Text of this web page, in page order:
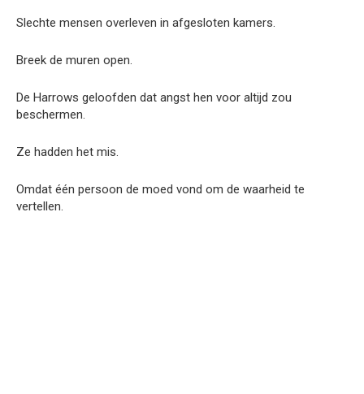
Slechte mensen overleven in afgesloten kamers.
Breek de muren open.
De Harrows geloofden dat angst hen voor altijd zou
beschermen.
Ze hadden het mis.
Omdat één persoon de moed vond om de waarheid te
vertellen.